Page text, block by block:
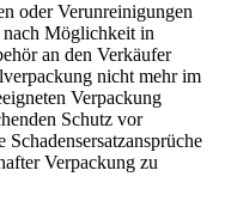
oder Verunreinigungen
nach Möglichkeit in
an den Verkäufer
nicht mehr im
Verpackung
Schutz vor
Verpackung zu